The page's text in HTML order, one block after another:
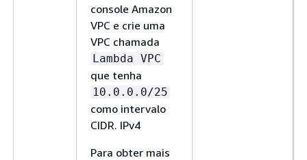
console Amazon
VPC e crie uma
VPC chamada
Lambda VPC
que tenha
10.0.0.0/25
como intervalo
CIDR. IPv4
Para obter mais